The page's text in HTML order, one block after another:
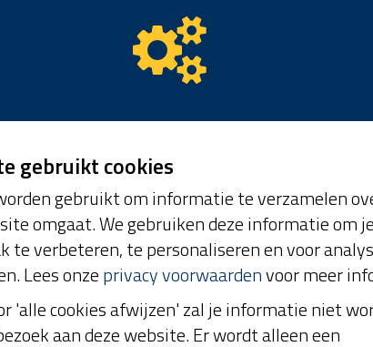
van uw persoonsgegevens. Tevens kunt
kunt u een verzoek tot
vorm aan u aan te leveren
voor meer informatie voor uw rechten met
onsPrivacy Statement. Om misbruik te
de persoonsgegevens die wij naar
worden verwerkt in overeenstemming
Wanneer het gaat om inzage in
u een kopie van het cookie in kwestie mee te
van uw browser. Verzoeken kunt u richten
deze website aan of uitschakelen via de zgn.
gebruikt cookies
gebruikt om informatie te verzamelen
omgaat. We gebruiken deze informatie om je
te verbeteren, te personaliseren en voor
Lees onzeprivacy voorwaardenvoor meer
'alle cookies afwijzen' zal je informatie niet
aan deze website. Er wordt alleen een